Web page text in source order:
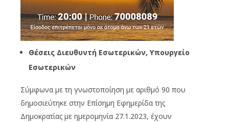
Θέσεις Διευθυντή Εσωτερικών, Υπουργείο
Εσωτερικών
Σύμφωνα με τη γνωστοποίηση με αριθμό 90 που
δημοσιεύτηκε στην Επίσημη Εφημερίδα της
Δημοκρατίας με ημερομηνία 27.1.2023, έχουν